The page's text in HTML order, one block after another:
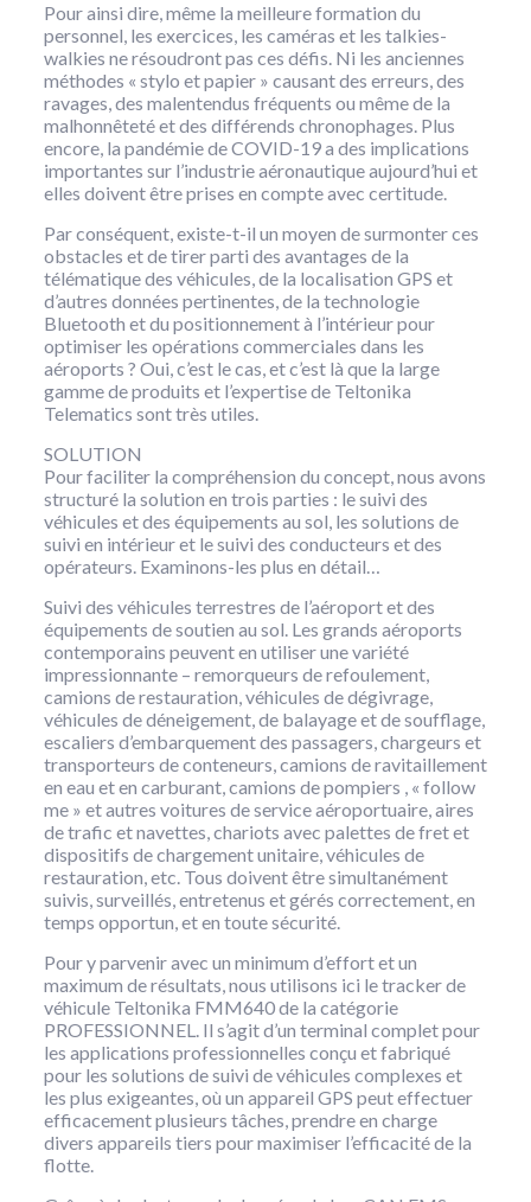
Pour ainsi dire, même la meilleure formation du
personnel, les exercices, les caméras et les talkies-
walkies ne résoudront pas ces défis. Ni les anciennes
méthodes « stylo et papier » causant des erreurs, des
ravages, des malentendus fréquents ou même de la
malhonnêteté et des différends chronophages. Plus
encore, la pandémie de COVID-19 a des implications
importantes sur l’industrie aéronautique aujourd’hui et
elles doivent être prises en compte avec certitude.
Par conséquent, existe-t-il un moyen de surmonter ces
obstacles et de tirer parti des avantages de la
télématique des véhicules, de la localisation GPS et
d’autres données pertinentes, de la technologie
Bluetooth et du positionnement à l’intérieur pour
optimiser les opérations commerciales dans les
aéroports ? Oui, c’est le cas, et c’est là que la large
gamme de produits et l’expertise de Teltonika
Telematics sont très utiles.
SOLUTION
Pour faciliter la compréhension du concept, nous avons
structuré la solution en trois parties : le suivi des
véhicules et des équipements au sol, les solutions de
suivi en intérieur et le suivi des conducteurs et des
opérateurs. Examinons-les plus en détail…
Suivi des véhicules terrestres de l’aéroport et des
équipements de soutien au sol. Les grands aéroports
contemporains peuvent en utiliser une variété
impressionnante – remorqueurs de refoulement,
camions de restauration, véhicules de dégivrage,
véhicules de déneigement, de balayage et de soufflage,
escaliers d’embarquement des passagers, chargeurs et
transporteurs de conteneurs, camions de ravitaillement
en eau et en carburant, camions de pompiers , « follow
me » et autres voitures de service aéroportuaire, aires
de trafic et navettes, chariots avec palettes de fret et
dispositifs de chargement unitaire, véhicules de
restauration, etc. Tous doivent être simultanément
suivis, surveillés, entretenus et gérés correctement, en
temps opportun, et en toute sécurité.
Pour y parvenir avec un minimum d’effort et un
maximum de résultats, nous utilisons ici le tracker de
véhicule Teltonika FMM640 de la catégorie
PROFESSIONNEL. Il s’agit d’un terminal complet pour
les applications professionnelles conçu et fabriqué
pour les solutions de suivi de véhicules complexes et
les plus exigeantes, où un appareil GPS peut effectuer
efficacement plusieurs tâches, prendre en charge
divers appareils tiers pour maximiser l’efficacité de la
flotte.